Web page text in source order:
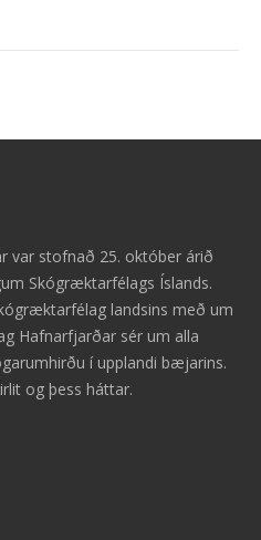
var stofnað 25. október árið
Skógræktarfélags Íslands.
landsins með um
Hafnarfjarðar sér um alla
í upplandi bæjarins.
og þess háttar.